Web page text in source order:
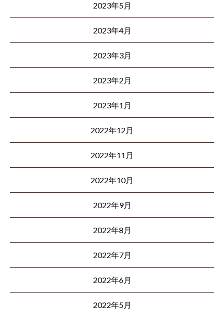
2023年5月
2023年4月
2023年3月
2023年2月
2023年1月
2022年12月
2022年11月
2022年10月
2022年9月
2022年8月
2022年7月
2022年6月
2022年5月